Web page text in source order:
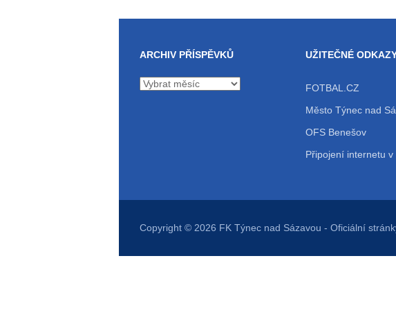
ARCHIV PŘÍSPĚVKŮ
Archiv
UŽITEČNÉ
FOTBAL.CZ
Město Týnec nad
OFS Benešov
Připojení internetu
Copyright © 2026 FK Týnec nad Sázavou - Oficiální